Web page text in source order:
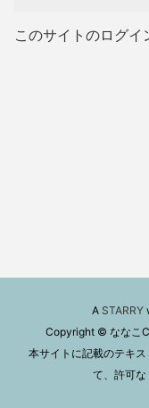
このサイトのログ
A STARRY
Copyright © ななこ
本サイトに記載のテキ
て、許可な